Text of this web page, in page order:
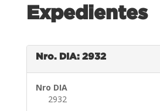
Expedientes
Nro. DIA: 2932
Nro DIA
2932